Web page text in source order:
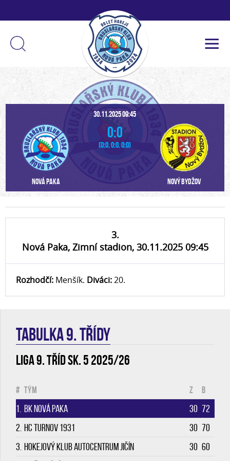
30.11.2025 09:45
Nová Paka
0:0
(0:0, 0:0, 0:0)
Nový Bydžov
3.
Nová Paka, Zimní stadion, 30.11.2025 09:45
Rozhodčí: Menšík. Diváci:20.
TABULKA 9. třídy
Liga 9. tříd sk. 5 2025/26
# Tým Z B
1. BK Nová Paka 30 72
2. HC Turnov 1931 30 70
3. Hokejový klub Autocentrum Jičín 30 60